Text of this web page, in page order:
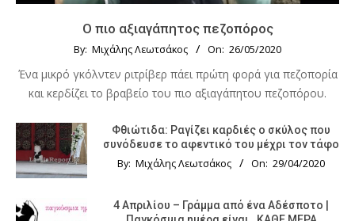
Ο πιο αξιαγάπητος πεζοπόρος
By: Μιχάλης Λεωτσάκος On: 26/05/2020
Ένα μικρό γκόλντεν ριτρίβερ πάει πρώτη φορά για πεζοπορία
και κερδίζει το βραβείο του πιο αξιαγάπητου πεζοπόρου.
Φθιώτιδα: Ραγίζει καρδιές ο σκύλος που
συνόδευσε το αφεντικό του μέχρι τον τάφο
By: Μιχάλης Λεωτσάκος On: 29/04/2020
4 Απριλίου – Γράμμα από ένα Αδέσποτο |